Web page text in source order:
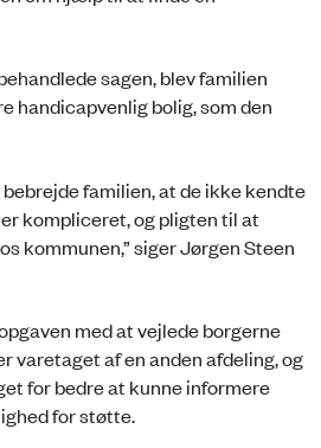
sagen, blev familien
handicapvenlig bolig, som den
familien, at de ikke kendte
kompliceret, og pligten til at
kommunen,” siger Jørgen Steen
med at vejlede borgerne
varetaget af en anden afdeling, og
for bedre at kunne informere
for støtte.